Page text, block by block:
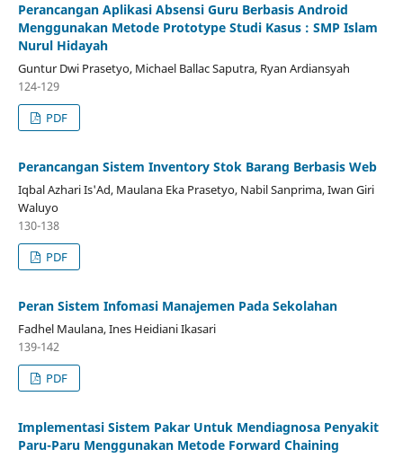
Perancangan Aplikasi Absensi Guru Berbasis Android
Menggunakan Metode Prototype Studi Kasus : SMP Islam
Nurul Hidayah
Guntur Dwi Prasetyo, Michael Ballac Saputra, Ryan Ardiansyah
124-129
PDF
Perancangan Sistem Inventory Stok Barang Berbasis Web
Iqbal Azhari Is'Ad, Maulana Eka Prasetyo, Nabil Sanprima, Iwan Giri
Waluyo
130-138
PDF
Peran Sistem Infomasi Manajemen Pada Sekolahan
Fadhel Maulana, Ines Heidiani Ikasari
139-142
PDF
Implementasi Sistem Pakar Untuk Mendiagnosa Penyakit
Paru-Paru Menggunakan Metode Forward Chaining